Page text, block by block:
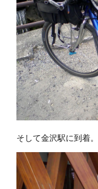
そして金沢駅に到着